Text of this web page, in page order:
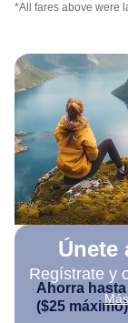
*All fares above were
Únete
Regístrate y
Ahorra
($25 máximo)